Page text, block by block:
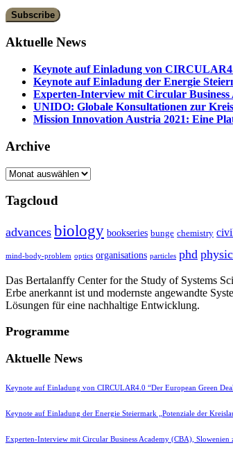
Aktuelle News
Keynote auf Einladung von
Keynote auf Einladung der Energie
Experten-Interview mit Circular
UNIDO: Globale Konsultationen zur
Mission Innovation Austria 2021: Eine
Archive
Archive
Tagcloud
advances biology bookseries bunge chemistry
mind-body-problem optics organisations particles phd
Das Bertalanffy Center for the Study of Systems
Erbe anerkannt ist und modernste angewandte
Lösungen für eine nachhaltige Entwicklung.
Programme
Aktuelle News
Keynote auf Einladung von CIRCULAR4.0 “Der European Green
Keynote auf Einladung der Energie Steiermark „Potenziale der
Experten-Interview mit Circular Business Academy (CBA),